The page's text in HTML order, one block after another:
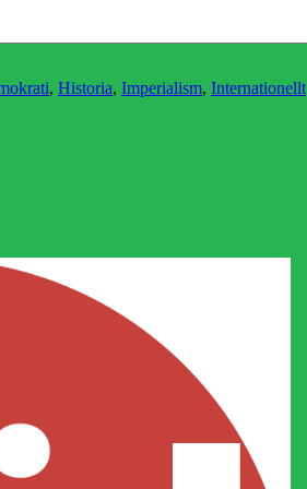
, Historia, Imperialism, Internationellt